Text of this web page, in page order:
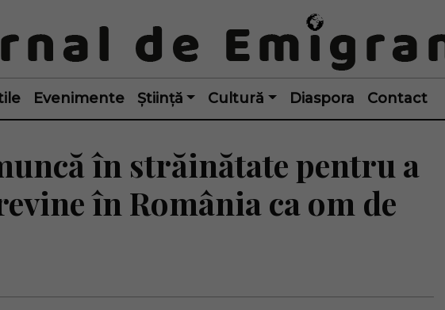
Evenimente Știință Cultură Diaspora Contact
în străinătate pentru a
în România ca om de